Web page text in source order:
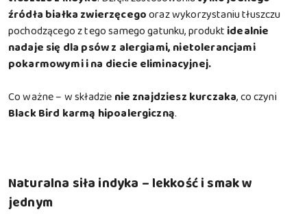
źródła białka zwierzęcegooraz wykorzystaniu tłuszczu
pochodzącego z tego samego gatunku, produkt idealnie
nadaje się dla psów z alergiami, nietolerancjami
pokarmowymi i na diecie eliminacyjnej.
Co ważne – w składzie nie znajdziesz kurczaka, co czyni
Black Bird karmą hipoalergiczną.
Naturalna siła indyka – lekkość i smak w
jednym